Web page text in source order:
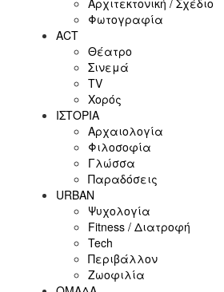
Φωτογραφία
ACT
Θέατρο
Σινεμά
ΤV
Χορός
ΙΣΤΟΡΙΑ
Αρχαιολογία
Φιλοσοφία
Γλώσσα
Παραδόσεις
URBAN
Ψυχολογία
Fitness / Διατροφή
Tech
Περιβάλλον
Ζωοφιλία